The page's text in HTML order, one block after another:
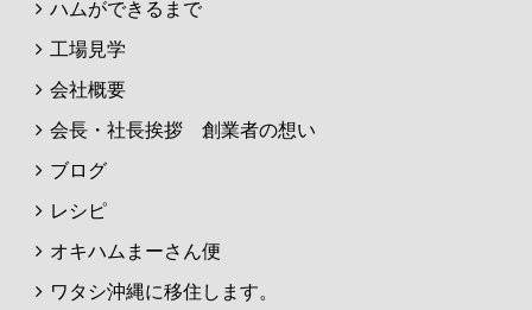
ハムができるまで
工場見学
会社概要
会長・社長挨拶 創業者の想い
ブログ
レシピ
オキハムまーさん便
ワタシ沖縄に移住します。